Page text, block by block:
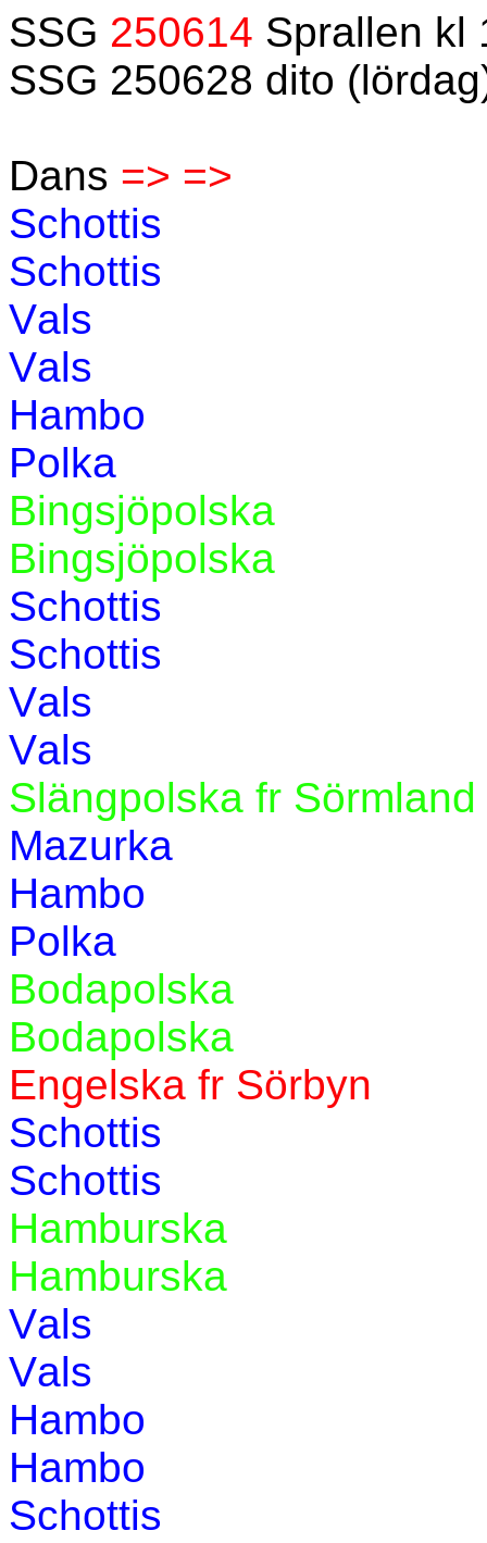
SSG 250614 Sprallen kl
SSG 250628 dito
Dans => =>
Schottis
Schottis
Vals
Vals
Hambo
Polka
Bingsjöpolska
Bingsjöpolska
Schottis
Schottis
Vals
Vals
Slängpolska fr Sörmland
Mazurka
Hambo
Polka
Bodapolska
Bodapolska
Engelska fr Sörbyn
Schottis
Schottis
Hamburska
Hamburska
Vals
Vals
Hambo
Hambo
Schottis